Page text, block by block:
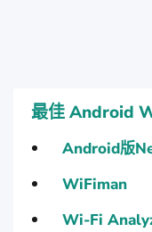
最佳 Android
Android版
WiFiman
Wi-Fi